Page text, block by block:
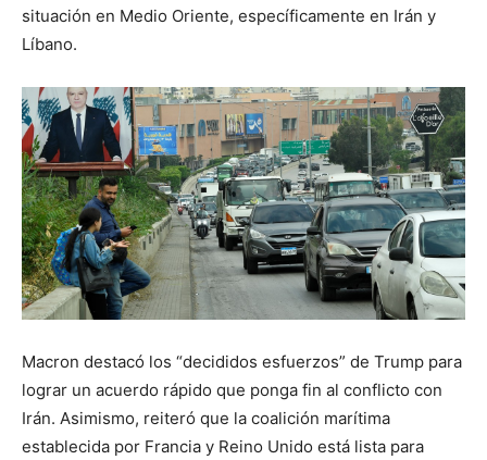
situación en Medio Oriente, específicamente en Irán y
Líbano.
Macron destacó los “decididos esfuerzos” de Trump para
lograr un acuerdo rápido que ponga fin al conflicto con
Irán. Asimismo, reiteró que la coalición marítima
establecida por Francia y Reino Unido está lista para